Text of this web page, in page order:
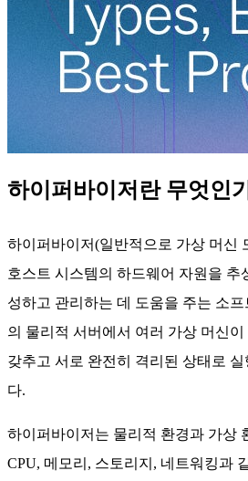
하이퍼바이저란 무엇인
하이퍼바이저(일반적으로 가상 머신
호스트 시스템의 하드웨어 자원을 추
성하고 관리하는 데 도움을 주는 소
의 물리적 서버에서 여러 가상 머신
갖추고 서로 완전히 격리된 상태로
다.
하이퍼바이저는 물리적 환경과 가상
CPU, 메모리, 스토리지, 네트워킹과